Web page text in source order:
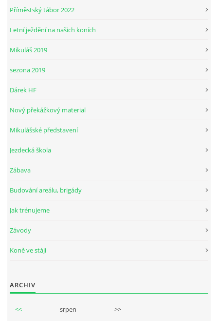
VELKÝ PÁTEK-18.4 KROUŽEK BUDE NORMÁLNĚ PROBÍHAT
PRAZDNINOVÝ KROUŽEK
Příměstský tábor 2022
Letní ježdění na našich koních
Mikuláš 2019
sezona 2019
Dárek HF
Nový překážkový material
Mikulášské představení
Jezdecká škola
Zábava
Budování areálu, brigády
Jak trénujeme
Závody
Koně ve stáji
ARCHIV
<< srpen
>>